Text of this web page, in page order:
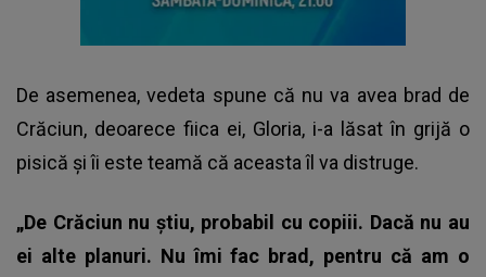
De asemenea, vedeta spune că nu va avea brad de
Crăciun, deoarece fiica ei, Gloria, i-a lăsat în grijă o
pisică și îi este teamă că aceasta îl va distruge.
„De Crăciun nu știu, probabil cu copiii. Dacă nu au
ei alte planuri. Nu îmi fac brad, pentru că am o